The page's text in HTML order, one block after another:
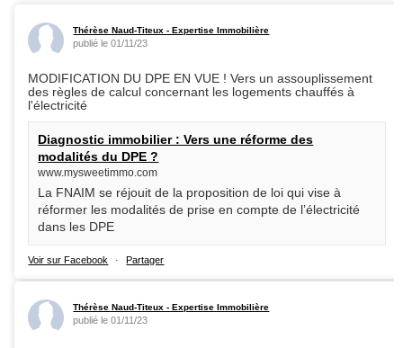
Thérèse Naud-Titeux - Expertise Immobilière
publié le 01/11/23
MODIFICATION DU DPE EN VUE ! Vers un assouplissement
des règles de calcul concernant les logements chauffés à
l'électricité
Diagnostic immobilier : Vers une réforme des
modalités du DPE ?
www.mysweetimmo.com
La FNAIM se réjouit de la proposition de loi qui vise à
réformer les modalités de prise en compte de l’électricité
dans les DPE
Voir sur Facebook · Partager
Thérèse Naud-Titeux - Expertise Immobilière
publié le 01/11/23